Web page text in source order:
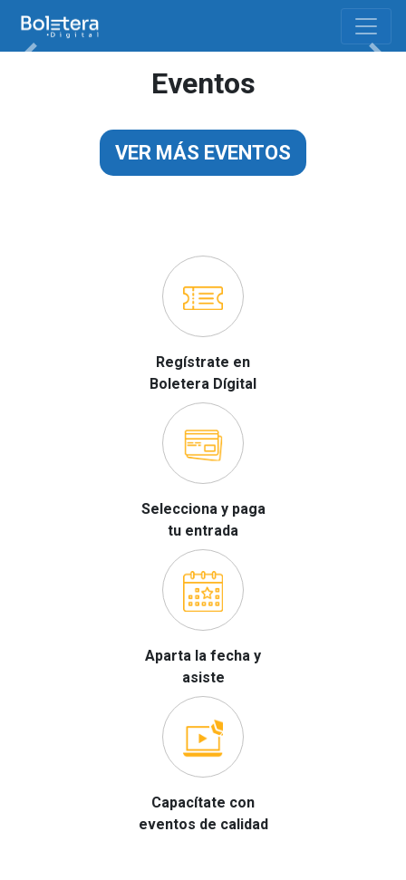
Eventos
VER MÁS EVENTOS
Regístrate en
Boletera Dígital
Selecciona y paga
tu entrada
Aparta la fecha y
asiste
Capacítate con
eventos de calidad